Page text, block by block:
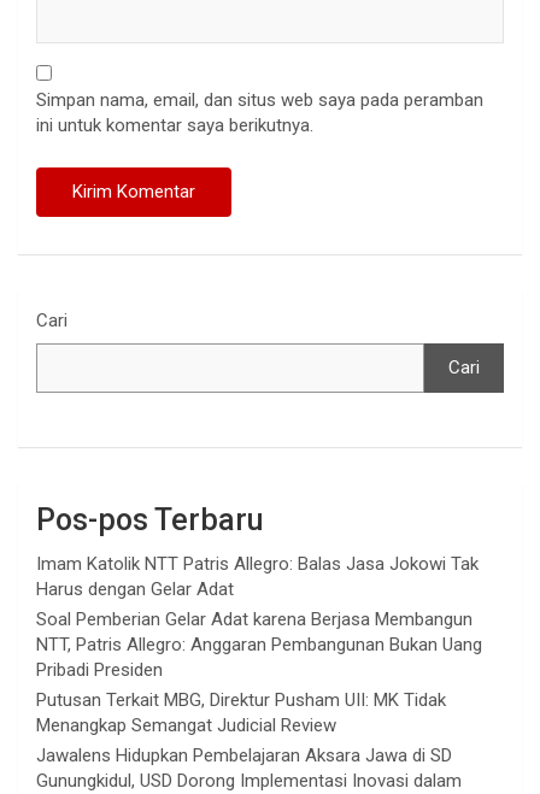
Simpan nama, email, dan situs web saya pada peramban
ini untuk komentar saya berikutnya.
Cari
Cari
Pos-pos Terbaru
Imam Katolik NTT Patris Allegro: Balas Jasa Jokowi Tak
Harus dengan Gelar Adat
Soal Pemberian Gelar Adat karena Berjasa Membangun
NTT, Patris Allegro: Anggaran Pembangunan Bukan Uang
Pribadi Presiden
Putusan Terkait MBG, Direktur Pusham UII: MK Tidak
Menangkap Semangat Judicial Review
Jawalens Hidupkan Pembelajaran Aksara Jawa di SD
Gunungkidul, USD Dorong Implementasi Inovasi dalam